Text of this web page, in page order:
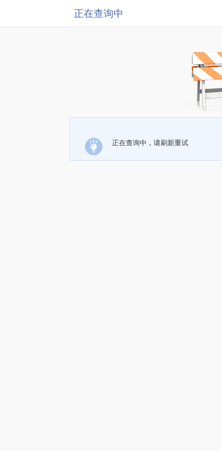
正在查询中
正在查询中，请刷新重试